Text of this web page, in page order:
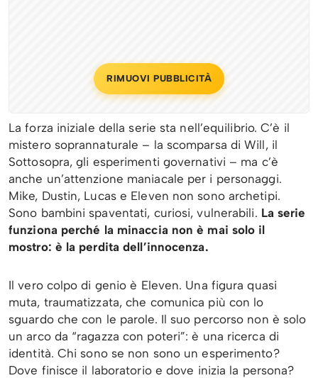
RIMUOVI PUBBLICITÀ
La forza iniziale della serie sta nell’equilibrio. C’è il
mistero soprannaturale – la scomparsa di Will, il
Sottosopra, gli esperimenti governativi – ma c’è
anche un’attenzione maniacale per i personaggi.
Mike, Dustin, Lucas e Eleven non sono archetipi.
Sono bambini spaventati, curiosi, vulnerabili. La serie
funziona perché la minaccia non è mai solo il
mostro: è la perdita dell’innocenza.
Il vero colpo di genio è Eleven. Una figura quasi
muta, traumatizzata, che comunica più con lo
sguardo che con le parole. Il suo percorso non è solo
un arco da “ragazza con poteri”: è una ricerca di
identità. Chi sono se non sono un esperimento?
Dove finisce il laboratorio e dove inizia la persona?